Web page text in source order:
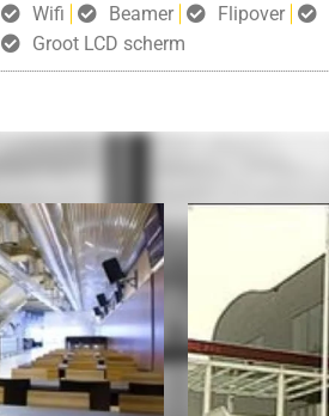
Wifi Beamer Flipover
Groot LCD scherm